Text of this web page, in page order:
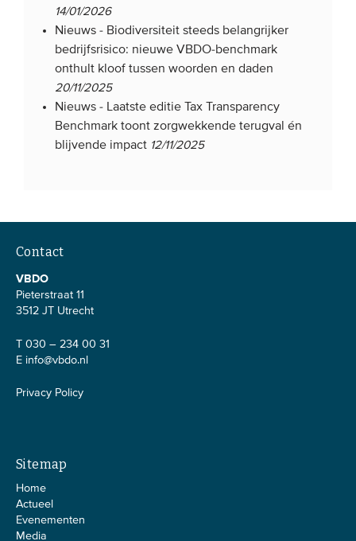
14/01/2026
Nieuws - Biodiversiteit steeds belangrijker
bedrijfsrisico: nieuwe VBDO-benchmark
onthult kloof tussen woorden en daden
20/11/2025
Nieuws - Laatste editie Tax Transparency
Benchmark toont zorgwekkende terugval én
blijvende impact 12/11/2025
Contact
VBDO
Pieterstraat 11
3512 JT Utrecht
T 030 – 234 00 31
E info@vbdo.nl
Privacy Policy
Sitemap
Home
Actueel
Evenementen
Media